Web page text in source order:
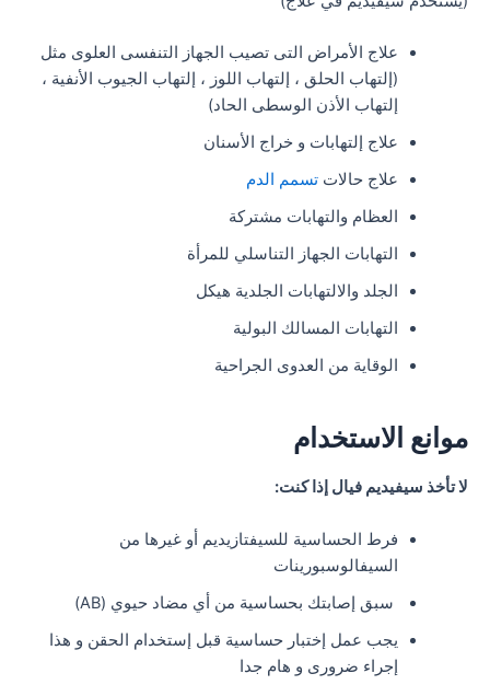
علاج الأمراض التى تصيب الجهاز التنفسى العلوى مثل
(إلتهاب الحلق ، إلتهاب اللوز ، إلتهاب الجيوب الأنفية ،
إلتهاب الأذن الوسطى الحاد)
علاج إلتهابات و خراج الأسنان
علاج حالات تسمم الدم
العظام والتهابات مشتركة
التهابات الجهاز التناسلي للمرأة
الجلد والالتهابات الجلدية هيكل
التهابات المسالك البولية
الوقاية من العدوى الجراحية
موانع الاستخدام
لا تأخذ سيفيديم فيال إذا كنت:
فرط الحساسية للسيفتازيديم أو غيرها من
السيفالوسبورينات
سبق إصابتك بحساسية من أي مضاد حيوي (AB)
يجب عمل إختبار حساسية قبل إستخدام الحقن و هذا
إجراء ضرورى و هام جدا